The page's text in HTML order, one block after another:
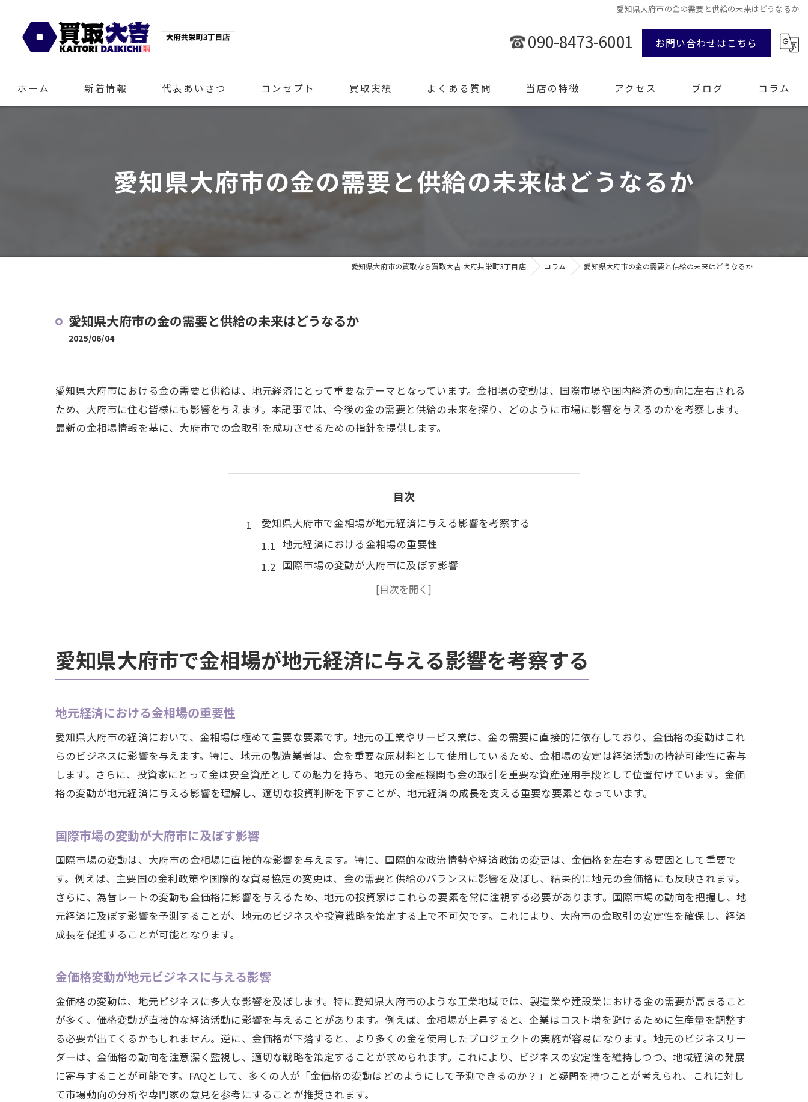
愛知県大府市の金の需要と供給の未来はどうなるか
090-8473-6001 お問い合わせはこちら
ホーム 新着情報 代表あいさつ コンセプト 買取実績 よくある質問 当店の特徴
腕時計
アクセス ブログ コラム
愛知県大府市の金の需要と供給の未来はどうなるか
愛知県大府市の買取なら買取大吉 大府共栄町3丁目店 コラム 愛知県大府市の金の需要と供給の未来はどうなるか
愛知県大府市の金の需要と供給の未来はどうなるか
2025/06/04
愛知県大府市における金の需要と供給は、地元経済にとって重要なテーマとなっています。金相場の変動は、国際市場や国内経済の動向に左右される
ため、大府市に住む皆様にも影響を与えます。本記事では、今後の金の需要と供給の未来を探り、どのように市場に影響を与えるのかを考察します。
最新の金相場情報を基に、大府市での金取引を成功させるための指針を提供します。
目次
愛知県大府市で金相場が地元経済に与える影響を考察する
地元経済における金相場の重要性
国際市場の変動が大府市に及ぼす影響
金価格変動が地元ビジネスに与える影響
大府市の経済発展と金相場の関連性
愛知県大府市での金市場の動向を理解する
金相場の変動を理解し愛知県大府市での金取引を成功させる秘訣
金価格の変動要因を見極める
大府市での金取引戦略の構築
愛知県大府市での賢い金投資のポイント
成功する金取引のための最新情報活用法
金の供給とその地元経済への影響
愛知県大府市での金市場の成長要因
変化する金需要と供給のバランス
大府市における金の需要の進化を追う
愛知県大府市での投資戦略の立案
金投資のリスクとその回避法
市場動向に基づく賢い投資判断
大府市における金投資の成功事例
金相場情報を活用した持続可能な投資
愛知県大府市で金相場が地元経済に与える影響を考察する
地元経済における金相場の重要性
愛知県大府市の経済において、金相場は極めて重要な要素です。地元の工業やサービス業は、金の需要に直接的に依存しており、金価格の変動はこれ
らのビジネスに影響を与えます。特に、地元の製造業者は、金を重要な原材料として使用しているため、金相場の安定は経済活動の持続可能性に寄与
します。さらに、投資家にとって金は安全資産としての魅力を持ち、地元の金融機関も金の取引を重要な資産運用手段として位置付けています。金価
格の変動が地元経済に与える影響を理解し、適切な投資判断を下すことが、地元経済の成長を支える重要な要素となっています。
国際市場の変動が大府市に及ぼす影響
国際市場の変動は、大府市の金相場に直接的な影響を与えます。特に、国際的な政治情勢や経済政策の変更は、金価格を左右する要因として重要で
す。例えば、主要国の金利政策や国際的な貿易協定の変更は、金の需要と供給のバランスに影響を及ぼし、結果的に地元の金価格にも反映されます。
さらに、為替レートの変動も金価格に影響を与えるため、地元の投資家はこれらの要素を常に注視する必要があります。国際市場の動向を把握し、地
元経済に及ぼす影響を予測することが、地元のビジネスや投資戦略を策定する上で不可欠です。これにより、大府市の金取引の安定性を確保し、経済
成長を促進することが可能となります。
金価格変動が地元ビジネスに与える影響
金価格の変動は、地元ビジネスに多大な影響を及ぼします。特に愛知県大府市のような工業地域では、製造業や建設業における金の需要が高まること
が多く、価格変動が直接的な経済活動に影響を与えることがあります。例えば、金相場が上昇すると、企業はコスト増を避けるために生産量を調整す
る必要が出てくるかもしれません。逆に、金価格が下落すると、より多くの金を使用したプロジェクトの実施が容易になります。地元のビジネスリー
ダーは、金価格の動向を注意深く監視し、適切な戦略を策定することが求められます。これにより、ビジネスの安定性を維持しつつ、地域経済の発展
に寄与することが可能です。FAQとして、多くの人が「金価格の変動はどのようにして予測できるのか？」と疑問を持つことが考えられ、これに対し
て市場動向の分析や専門家の意見を参考にすることが推奨されます。